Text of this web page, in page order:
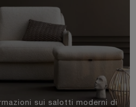
sui salotti moderni di